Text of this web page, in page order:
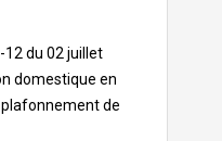
12 du 02 juillet
domestique en
plafonnement de